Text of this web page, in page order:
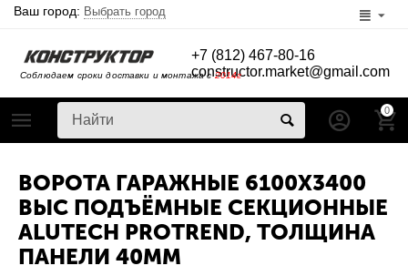
Ваш город: Выбрать город
Соблюдаем сроки доставки и монтажа с2014г
+7 (812) 467-80-16
constructor.market@gmail.com
0
ВОРОТА ГАРАЖНЫЕ 6100Х3400
ВЫС ПОДЪЁМНЫЕ СЕКЦИОННЫЕ
ALUTECH PROTREND, ТОЛЩИНА
ПАНЕЛИ 40ММ